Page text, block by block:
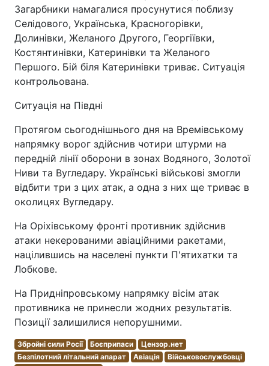
Загарбники намагалися просунутися поблизу
Селідового, Українська, Красногорівки,
Долинівки, Желаного Другого, Георгіївки,
Костянтинівки, Катеринівки та Желаного
Першого. Бій біля Катеринівки триває. Ситуація
контрольована.
Ситуація на Півдні
Протягом сьогоднішнього дня на Времівському
напрямку ворог здійснив чотири штурми на
передній лінії оборони в зонах Водяного, Золотої
Ниви та Вугледару. Українські військові змогли
відбити три з цих атак, а одна з них ще триває в
околицях Вугледару.
На Оріхівському фронті противник здійснив
атаки некерованими авіаційними ракетами,
націлившись на населені пункти П'ятихатки та
Лобкове.
На Придніпровському напрямку вісім атак
противника не принесли жодних результатів.
Позиції залишилися непорушними.
Збройні сили Росії Боєприпаси
Цензор.нет
Безпілотний літальний апарат
Авіація
Військовослужбовці